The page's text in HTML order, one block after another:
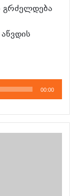
გრძელდება
00:00